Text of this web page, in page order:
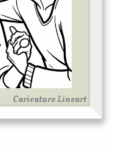
Caricature Lineart